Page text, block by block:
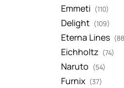
Emmeti (110)
Delight (109)
Eterna Lines
Eichholtz (74)
Naruto (54)
Furnix (37)